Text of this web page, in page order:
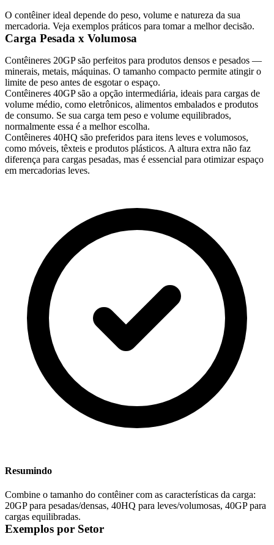
O contêiner ideal depende do peso, volume e natureza da sua
mercadoria. Veja exemplos práticos para tomar a melhor decisão.
Carga Pesada x Volumosa
Contêineres 20GPsão perfeitos para produtos densos e pesados —
minerais, metais, máquinas. O tamanho compacto permite atingir o
limite de peso antes de esgotar o espaço.
Contêineres 40GPsão a opção intermediária, ideais para cargas de
volume médio, como eletrônicos, alimentos embalados e produtos
de consumo. Se sua carga tem peso e volume equilibrados,
normalmente essa é a melhor escolha.
Contêineres 40HQ são preferidos para itens leves e volumosos,
como móveis, têxteis e produtos plásticos. A altura extra não faz
diferença para cargas pesadas, mas é essencial para otimizar espaço
em mercadorias leves.
Resumindo
Combine o tamanho do contêiner com as características da carga:
20GP para pesadas/densas, 40HQ para leves/volumosas, 40GP para
cargas equilibradas.
Exemplos por Setor